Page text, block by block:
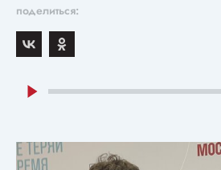
поделиться: